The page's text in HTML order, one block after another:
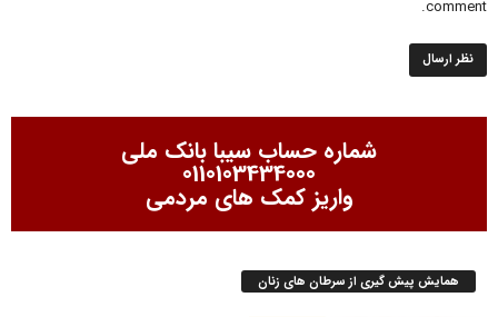
comment.
شماره حساب سیبا بانک ملی
0110103434000
واریز کمک های مردمی
همایش پیش گیری از سرطان های زنان